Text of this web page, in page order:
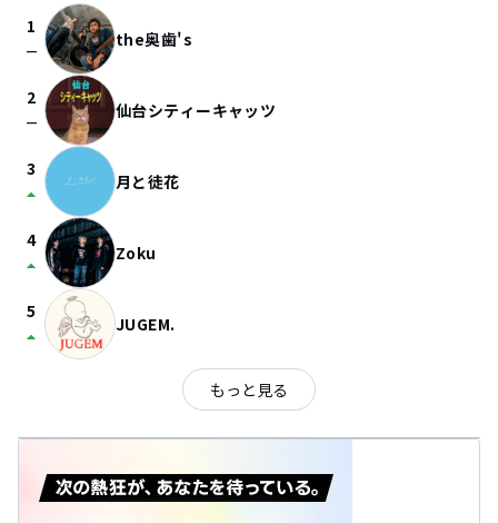
1
check_indeterminate_small the奥歯's
2
check_indeterminate_small 仙台シティーキャッツ
3
arrow_drop_up 月と徒花
4
arrow_drop_up Zoku
5
arrow_drop_up JUGEM.
もっと見る